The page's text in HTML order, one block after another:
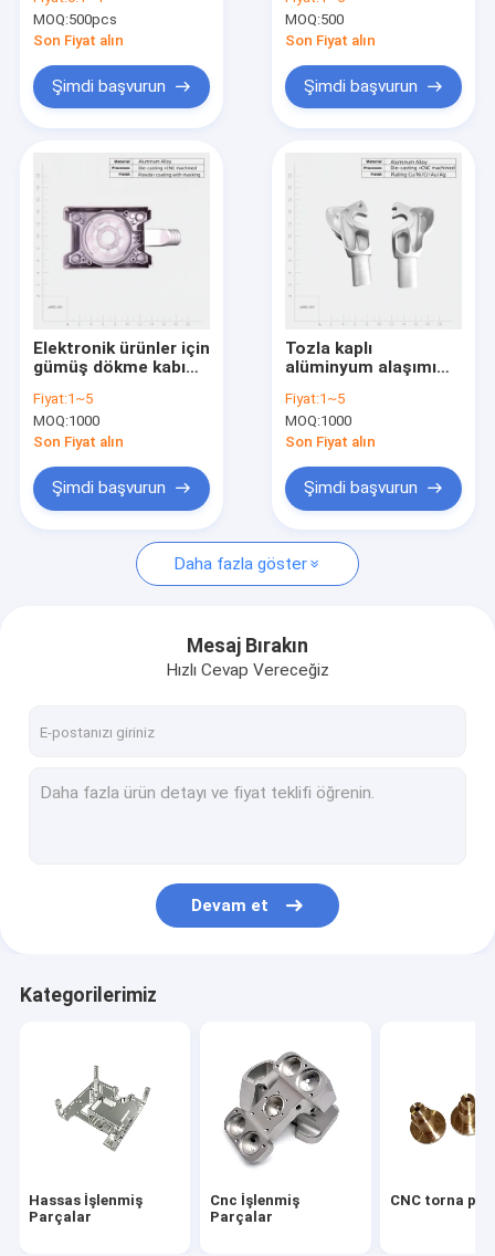
Videolar
Haberler
Blog
Cnc İşlenmiş Parçalar
CNC torna parçaları
alüminyum Döküm gövde
Skived Fin Isı Emici
Soğuk plaka ısı lavabosu
MOQ:500pcs
Son Fiyat alın
Şimdi başvurun
MOQ:500
Son Fiyat alın
Şimdi başvurun
Elektronik ürünler için
gümüş dökme kabı
Fiyat:1~5
MOQ:1000
Son Fiyat alın
Şimdi başvurun
Tozla kaplı
alüminyum alaşımı
Yüksek korozyon
direnci
Fiyat:1~5
MOQ:1000
Son Fiyat alın
Şimdi başvurun
Daha fazla göster
Mesaj Bırakın
Hızlı Cevap Vereceğiz
Devam et
Kategorilerimiz
Hassas İşlenmiş
Parçalar
Cnc İşlenmiş
Parçalar
CNC torna